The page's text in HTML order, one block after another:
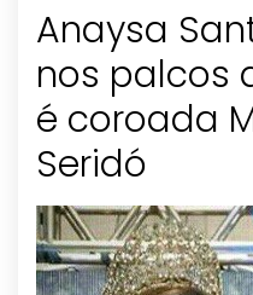
Anaysa
nos palcos
é coroada
Seridó